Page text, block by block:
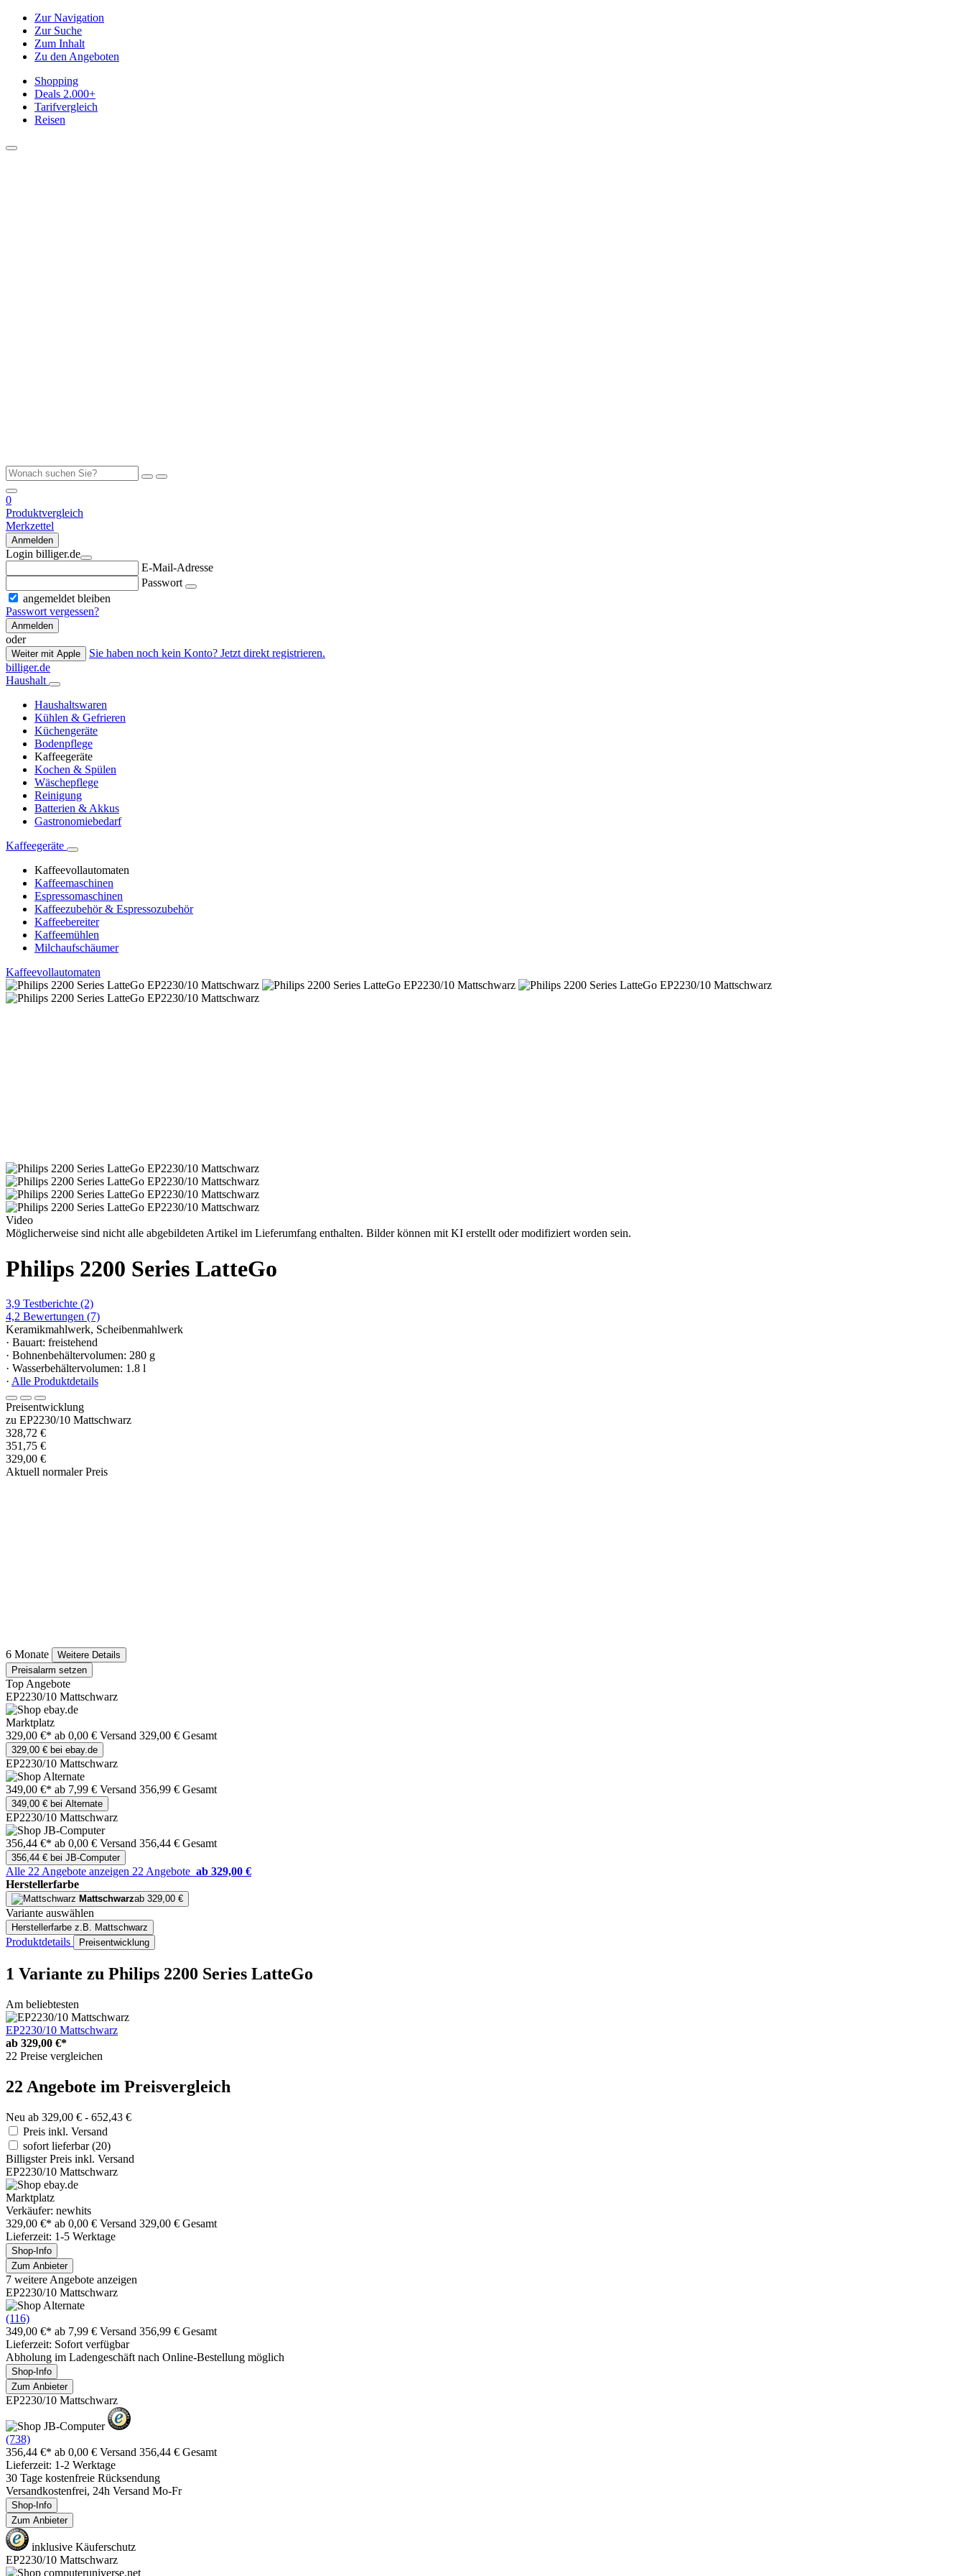
Zur Navigation
Zur Suche
Zum Inhalt
Zu den Angeboten
Shopping
Deals 2.000+
Tarifvergleich
Reisen
0
Produktvergleich
Merkzettel
Anmelden
Login billiger.de
E-Mail-Adresse
Passwort
angemeldet bleiben
Passwort vergessen?
Anmelden
oder
Weiter mit Apple
Sie haben noch kein Konto? Jetzt direkt registrieren.
billiger.de
Haushalt
Haushaltswaren
Kühlen & Gefrieren
Küchengeräte
Bodenpflege
Kaffeegeräte
Kochen & Spülen
Wäschepflege
Reinigung
Batterien & Akkus
Gastronomiebedarf
Kaffeegeräte
Kaffeevollautomaten
Kaffeemaschinen
Espressomaschinen
Kaffeezubehör & Espressozubehör
Kaffeebereiter
Kaffeemühlen
Milchaufschäumer
Kaffeevollautomaten
Video
Möglicherweise sind nicht alle abgebildeten Artikel im Lieferumfang enthalten. Bilder können mit KI erstellt oder modifiziert worden sein.
Philips 2200 Series LatteGo
3,9 Testberichte (2)
4,2 Bewertungen (7)
Keramikmahlwerk, Scheibenmahlwerk
· Bauart: freistehend
· Bohnenbehältervolumen: 280 g
· Wasserbehältervolumen: 1.8 l
· Alle Produktdetails
Preisentwicklung
zu EP2230/10 Mattschwarz
328,72 €
351,75 €
329,00 €
Aktuell normaler Preis
6 Monate
Weitere Details
Preisalarm setzen
Top Angebote
EP2230/10 Mattschwarz
Marktplatz
329,00 €* ab 0,00 € Versand 329,00 € Gesamt
329,00 € bei ebay.de
EP2230/10 Mattschwarz
349,00 €* ab 7,99 € Versand 356,99 € Gesamt
349,00 € bei Alternate
EP2230/10 Mattschwarz
356,44 €* ab 0,00 € Versand 356,44 € Gesamt
356,44 € bei JB-Computer
Alle 22 Angebote anzeigen 22 Angebote ab 329,00 €
Herstellerfarbe
Mattschwarzab 329,00 €
Variante auswählen
Herstellerfarbe z.B. Mattschwarz
Produktdetails Preisentwicklung
1 Variante zu Philips 2200 Series LatteGo
Am beliebtesten
EP2230/10 Mattschwarz
ab 329,00 €*
22 Preise vergleichen
22 Angebote im Preisvergleich
Neu ab 329,00 € - 652,43 €
Preis inkl. Versand
sofort lieferbar(20)
Billigster Preis inkl. Versand
EP2230/10 Mattschwarz
Marktplatz
Verkäufer: newhits
329,00 €* ab 0,00 € Versand 329,00 € Gesamt
Lieferzeit: 1-5 Werktage
Shop-Info
Zum Anbieter
7 weitere Angebote anzeigen
EP2230/10 Mattschwarz
(116)
349,00 €* ab 7,99 € Versand 356,99 € Gesamt
Lieferzeit: Sofort verfügbar
Abholung im Ladengeschäft nach Online-Bestellung möglich
Shop-Info
Zum Anbieter
EP2230/10 Mattschwarz
(738)
356,44 €* ab 0,00 € Versand 356,44 € Gesamt
Lieferzeit: 1-2 Werktage
30 Tage kostenfreie Rücksendung
Versandkostenfrei, 24h Versand Mo-Fr
Shop-Info
Zum Anbieter
inklusive Käuferschutz
EP2230/10 Mattschwarz